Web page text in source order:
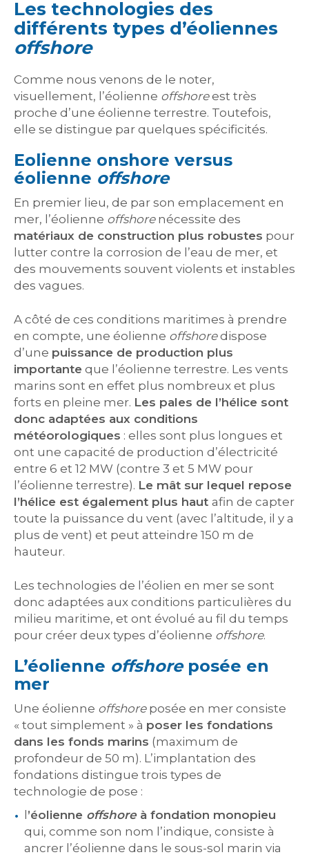
Les technologies des
différents types d’éoliennes
offshore
Comme nous venons de le noter,
visuellement, l’éolienne offshoreest très
proche d’une éolienne terrestre. Toutefois,
elle se distingue par quelques spécificités.
Eolienne onshore versus
éolienne offshore
En premier lieu, de par son emplacement en
mer, l’éolienne offshorenécessite des
matériaux de construction plus robustes pour
lutter contre la corrosion de l’eau de mer, et
des mouvements souvent violents et instables
des vagues.
A côté de ces conditions maritimes à prendre
en compte, une éolienne offshoredispose
d’une puissance de production plus
importante que l’éolienne terrestre. Les vents
marins sont en effet plus nombreux et plus
forts en pleine mer. Les pales de l’hélice sont
donc adaptées aux conditions
météorologiques : elles sont plus longues et
ont une capacité de production d’électricité
entre 6 et 12 MW (contre 3 et 5 MW pour
l’éolienne terrestre). Le mât sur lequel repose
l’hélice est également plus haut afin de capter
toute la puissance du vent (avec l’altitude, il y a
plus de vent) et peut atteindre 150 m de
hauteur.
Les technologies de l’éolien en mer se sont
donc adaptées aux conditions particulières du
milieu maritime, et ont évolué au fil du temps
pour créer deux types d’éolienne offshore.
L’éolienne offshoreposée en
mer
Une éolienne offshoreposée en mer consiste
« tout simplement » à poser les fondations
dans les fonds marins (maximum de
profondeur de 50 m). L’implantation des
fondations distingue trois types de
technologie de pose :
’éolienne offshoreà fondation monopieu
qui, comme son nom l’indique, consiste à
ancrer l’éolienne dans le sous-sol marin via